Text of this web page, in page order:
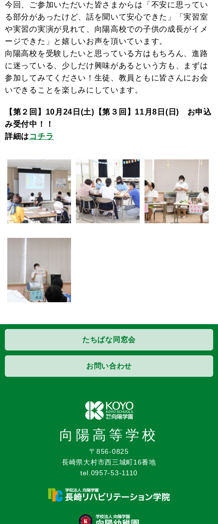
今回、ご参加いただいた皆さまからは「不安に思ってい
る部分があったけど、話を聞いて安心できた」「実習室
や実習の実演が見れて、向陽高校での子供の成長がイメ
ージできた」と嬉しいお声を頂いています。
向陽高校を受験したいと思っている方はもちろん、進路
に迷っている、少しだけ興味があるという方も、まずは
参加してみてください！生徒、教員ともに皆さんにお会
いできることを楽しみにしています。
【第２回】10月24日(土)【第３回】11月8日(日) お申込
み受付中！！
詳細は コチラ
たちばな同窓会
お問い合わせ
向陽高等学校
〒856-0825
長崎県大村市西三城町16番地
tel.0957-53-1110